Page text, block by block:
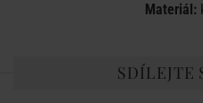
Materiál:
SDÍLEJTE